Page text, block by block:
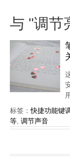
与 "调节
标签：快捷功能键
等 调节声音